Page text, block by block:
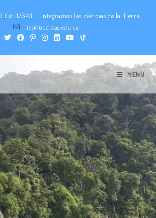
Ext. 12643
Integramos las ciencias de la Tierra
iies@ucaldas.edu.co
MENÚ